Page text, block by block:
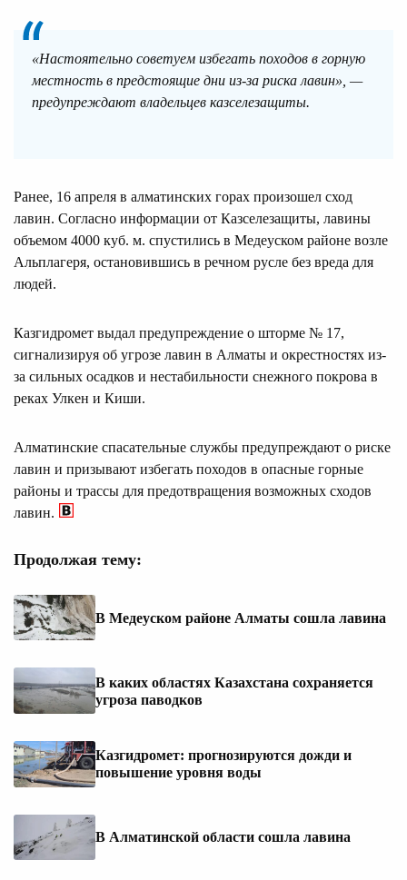
«Настоятельно советуем избегать походов в горную
местность в предстоящие дни из-за риска лавин», —
предупреждают владельцев казселезащиты.
Ранее, 16 апреля в алматинских горах произошел сход
лавин. Согласно информации от Казселезащиты, лавины
объемом 4000 куб. м. спустились в Медеуском районе возле
Альплагеря, остановившись в речном русле без вреда для
людей.
Казгидромет выдал предупреждение о шторме № 17,
сигнализируя об угрозе лавин в Алматы и окрестностях из-
за сильных осадков и нестабильности снежного покрова в
реках Улкен и Киши.
Алматинские спасательные службы предупреждают о риске
лавин и призывают избегать походов в опасные горные
районы и трассы для предотвращения возможных сходов
лавин.
Продолжая тему:
В Медеуском районе Алматы сошла лавина
В каких областях Казахстана сохраняется
угроза паводков
Казгидромет: прогнозируются дожди и
повышение уровня воды
В Алматинской области сошла лавина